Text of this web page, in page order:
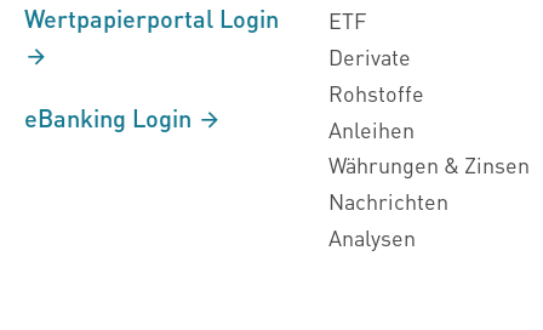
Wertpapierportal Login
eBanking Login
ETF
Derivate
Rohstoffe
Anleihen
Währungen & Zinsen
Nachrichten
Analysen